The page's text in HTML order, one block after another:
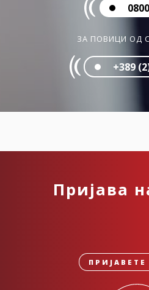
ЗА ПОВИЦИ ОД
+389
Пријава